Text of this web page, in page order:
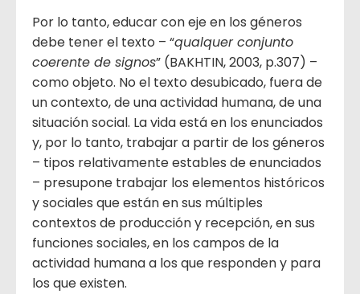
Por lo tanto, educar con eje en los géneros
debe tener el texto – “qualquer conjunto
coerente de signos” (BAKHTIN, 2003, p.307) –
como objeto. No el texto desubicado, fuera de
un contexto, de una actividad humana, de una
situación social. La vida está en los enunciados
y, por lo tanto, trabajar a partir de los géneros
– tipos relativamente estables de enunciados
– presupone trabajar los elementos históricos
y sociales que están en sus múltiples
contextos de producción y recepción, en sus
funciones sociales, en los campos de la
actividad humana a los que responden y para
los que existen.